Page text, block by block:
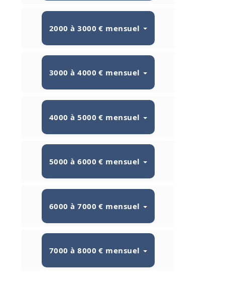
2000 à 3000 € mensuel
3000 à 4000 € mensuel
4000 à 5000 € mensuel
5000 à 6000 € mensuel
6000 à 7000 € mensuel
7000 à 8000 € mensuel